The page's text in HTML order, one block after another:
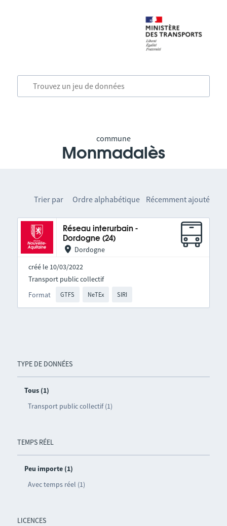
commune
Monmadalès
TYPE DE DONNÉES
Tous (1)
Transport public collectif (1)
TEMPS RÉEL
Peu importe (1)
Avec temps réel (1)
LICENCES
Trier par Ordre alphabétique Récemment ajouté
Réseau interurbain -
Dordogne (24)
Dordogne
créé le 10/03/2022
Format GTFS NeTEx SIRI
Transport public collectif